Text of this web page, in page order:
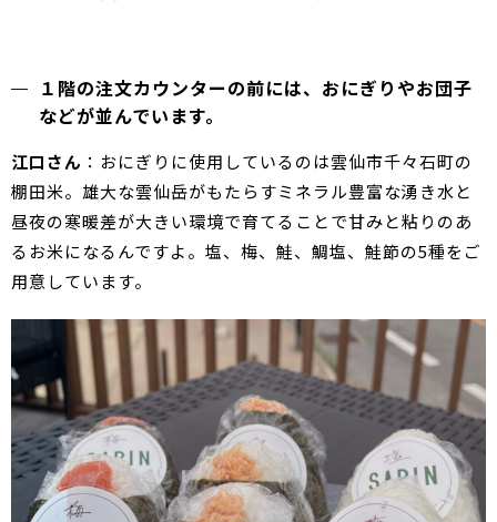
１階の注文カウンターの前には、おにぎりやお団子
などが並んでいます。
江口さん ：おにぎりに使用しているのは雲仙市千々石町の
棚田米。雄大な雲仙岳がもたらすミネラル豊富な湧き水と
昼夜の寒暖差が大きい環境で育てることで甘みと粘りのあ
るお米になるんですよ。塩、梅、鮭、鯛塩、鮭節の5種をご
用意しています。